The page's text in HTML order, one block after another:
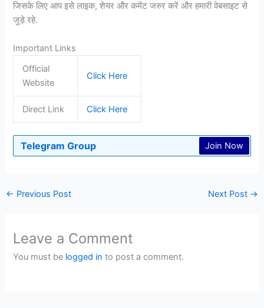
जिसके लिए आप इसे लाइक, शेयर और कमेंट जरुर करें और हमारी वेबसाइट से
जुड़े रहे.
Important Links
Official
Website
Click Here
Direct Link Click Here
Telegram Group Join Now
← Previous Post Next Post →
Leave a Comment
You must be logged in to post a comment.